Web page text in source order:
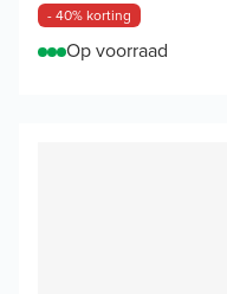
- 40% korting
Op voorraad